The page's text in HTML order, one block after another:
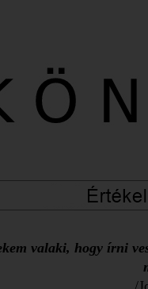
valaki, hogy írni
/